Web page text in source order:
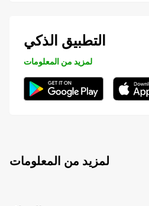
التطبيق الذكي
لمزيد من المعلومات
لمزيد من المعلومات